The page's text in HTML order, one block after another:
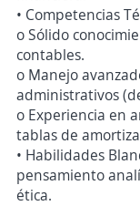
• Competencias
o Sólido
contables.
o Manejo
administrativos
o Experiencia en
tablas de
• Habilidades
pensamiento
ética.